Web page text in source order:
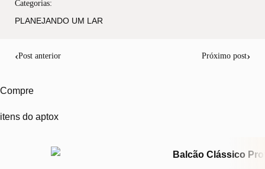
Categorias:
PLANEJANDO UM LAR
‹Post anterior Próximo post›
Compre
itens do aptox